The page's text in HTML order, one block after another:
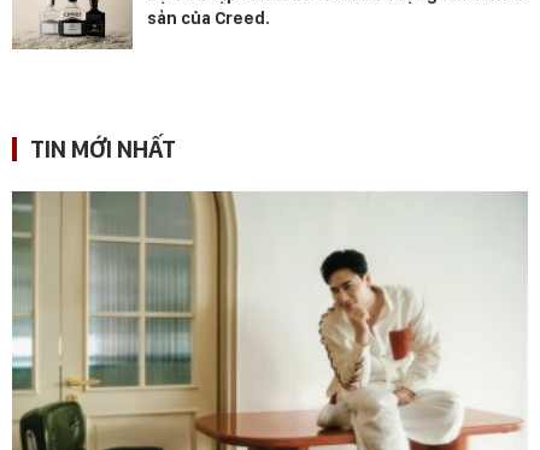
sản của Creed.
TIN MỚI NHẤT